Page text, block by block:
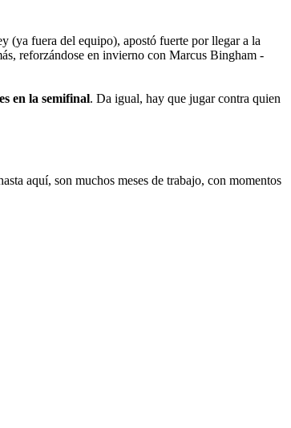
(ya fuera del equipo), apostó fuerte por llegar a la
reforzándose en invierno con Marcus Bingham -
en la semifinal. Da igual, hay que jugar contra quien
aquí, son muchos meses de trabajo, con momentos